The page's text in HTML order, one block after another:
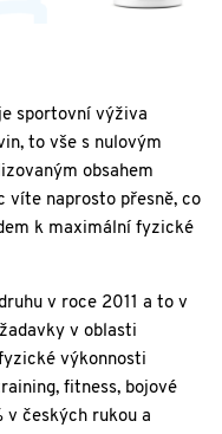
sportovní výživa
to vše s nulovým
obsahem
víte naprosto přesně, co
k maximální fyzické
v roce 2011 a to v
v oblasti
výkonnosti
fitness, bojové
v českých rukou a